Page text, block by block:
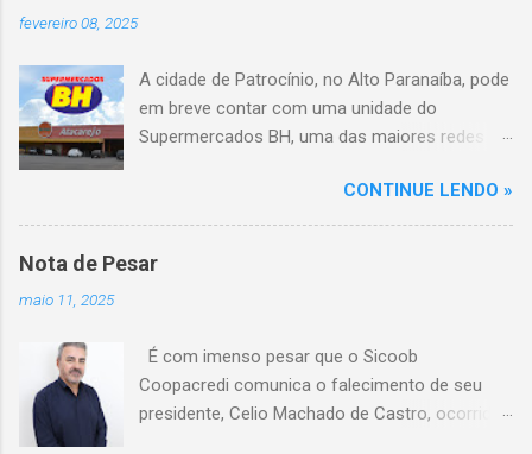
fevereiro 08, 2025
A cidade de Patrocínio, no Alto Paranaíba, pode
em breve contar com uma unidade do
Supermercados BH, uma das maiores redes do
o braço mineiro da rede Bretas por R$ 716
milhões, conforme anunciado na última sexta-
Guimarães, 455, no bairro Santo Antônio. Com
a aquisição, existe a possibilidade de que essa
unidade seja convertida em um Supermercados
CONTINUE LENDO »
Nota de Pesar
maio 11, 2025
É com imenso pesar que o Sicoob
Coopacredi comunica o falecimento de seu
presidente, Celio Machado de Castro, ocorrido